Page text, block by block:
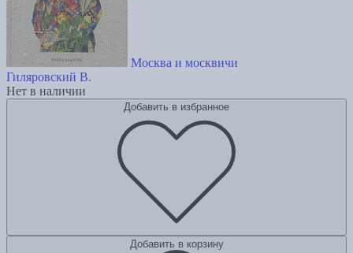
Москва и москвичи
Гиляровский В.
Нет в наличии
Добавить в избранное
Добавить в корзину